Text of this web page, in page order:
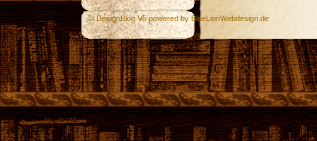
© DesignBlog V5 powered by BlueLionWebdesign.de